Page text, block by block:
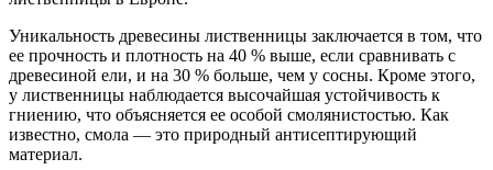
Уникальность древесины лиственницы заключается в том, что
ее прочность и плотность на 40 % выше, если сравнивать с
древесиной ели, и на 30 % больше, чем у сосны. Кроме этого,
у лиственницы наблюдается высочайшая устойчивость к
гниению, что объясняется ее особой смолянистостью. Как
известно, смола — это природный антисептирующий
материал.